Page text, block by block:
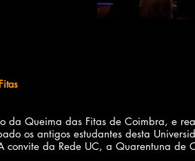
da Queima das Fitas de Coimbra, e
os antigos estudantes desta
convite da Rede UC, a Quarentuna de